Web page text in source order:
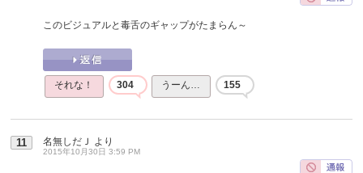
このビジュアルと毒舌のギャップがたまらん～
それな！ 304 うーん… 155
11 名無しだＪ より
2015年10月30日 3:59 PM